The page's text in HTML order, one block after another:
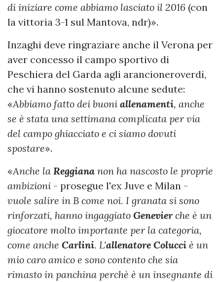
di iniziare come abbiamo lasciato il 2016 (con
la vittoria 3-1 sul Mantova, ndr)».
Inzaghi deve ringraziare anche il Verona per
aver concesso il campo sportivo di
Peschiera del Garda agli arancioneroverdi,
che vi hanno sostenuto alcune sedute:
«Abbiamo fatto dei buoni allenamenti, anche
se è stata una settimana complicata per via
del campo ghiacciato e ci siamo dovuti
spostare».
«Anche la Reggiana non ha nascosto le proprie
ambizioni - prosegue l'ex Juve e Milan -
vuole salire in B come noi. I granata si sono
rinforzati, hanno ingaggiato Genevierche è un
giocatore molto importante per la categoria,
come anche Carlini. L'allenatore Colucci è un
mio caro amico e sono contento che sia
rimasto in panchina perchè è un insegnante di